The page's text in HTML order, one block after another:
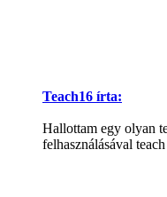
Teach16 írta:
Hallottam egy olyan
felhasználásával